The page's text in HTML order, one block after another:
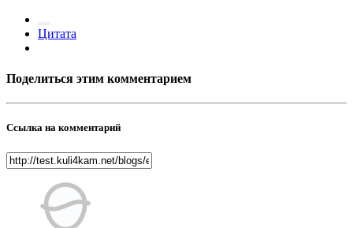
Цитата
Поделиться этим комментарием
Ссылка на комментарий